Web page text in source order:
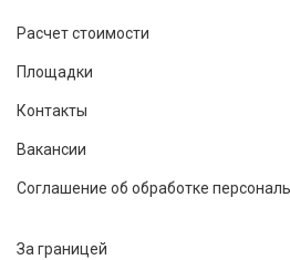
Расчет стоимости
Площадки
Контакты
Вакансии
Соглашение об обработке
За границей